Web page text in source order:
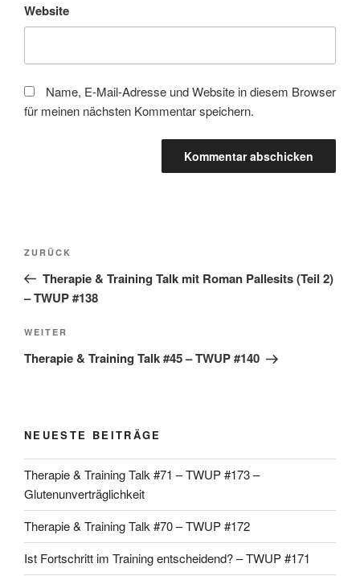
Website
Name, E-Mail-Adresse und Website in diesem Browser
für meinen nächsten Kommentar speichern.
Beitragsnavigation
Vorheriger
Beitrag
ZURÜCK
Therapie & Training Talk mit Roman Pallesits (Teil 2)
– TWUP #138
Nächster
Beitrag
WEITER
Therapie & Training Talk #45 – TWUP #140
NEUESTE BEITRÄGE
Therapie & Training Talk #71 – TWUP #173 –
Glutenunverträglichkeit
Therapie & Training Talk #70 – TWUP #172
Ist Fortschritt im Training entscheidend? – TWUP #171